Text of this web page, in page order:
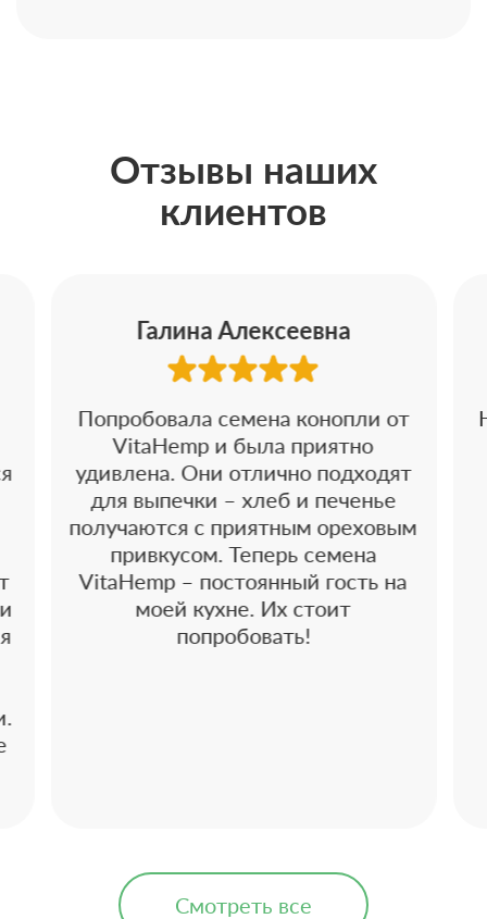
Отзывы наших
клиентов
Галина Алексеевна
Попробовала семена конопли от
VitaHemp и была приятно
удивлена. Они отлично подходят
для выпечки – хлеб и печенье
получаются с приятным ореховым
привкусом. Теперь семена
VitaHemp – постоянный гость на
моей кухне. Их стоит
попробовать!
Смотреть все